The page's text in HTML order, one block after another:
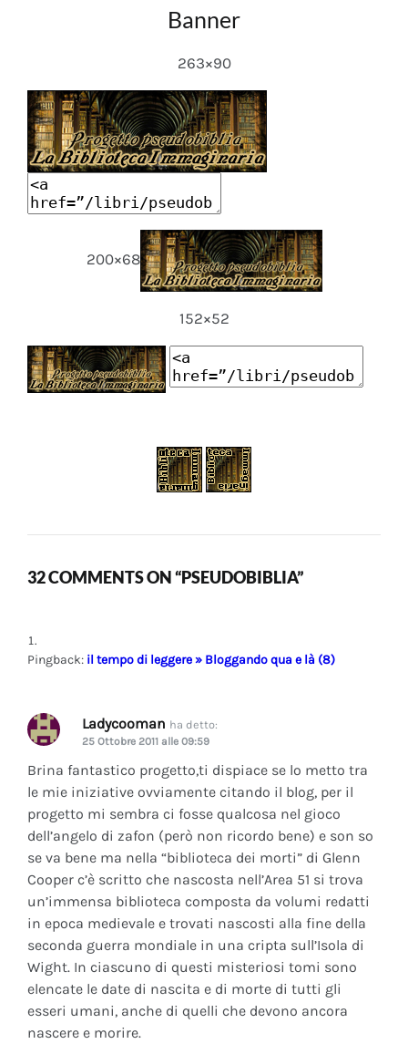
Banner
263×90
200×68
152×52
32 COMMENTS ON “PSEUDOBIBLIA”
Pingback: il tempo di leggere » Bloggando qua e là (8)
Ladycooman ha detto:
25 Ottobre 2011 alle 09:59
Brina fantastico progetto,ti dispiace se lo metto tra
le mie iniziative ovviamente citando il blog, per il
progetto mi sembra ci fosse qualcosa nel gioco
dell’angelo di zafon (però non ricordo bene) e son so
se va bene ma nella “biblioteca dei morti” di Glenn
Cooper c’è scritto che nascosta nell’Area 51 si trova
un’immensa biblioteca composta da volumi redatti
in epoca medievale e trovati nascosti alla fine della
seconda guerra mondiale in una cripta sull’Isola di
Wight. In ciascuno di questi misteriosi tomi sono
elencate le date di nascita e di morte di tutti gli
esseri umani, anche di quelli che devono ancora
nascere e morire.